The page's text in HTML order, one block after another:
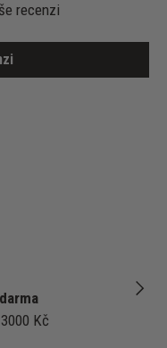
recenzi
DALŠÍ
Kč